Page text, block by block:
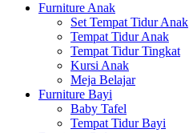
Furniture Anak
Set Tempat Tidur Anak
Tempat Tidur Anak
Tempat Tidur Tingkat
Kursi Anak
Meja Belajar
Furniture Bayi
Baby Tafel
Tempat Tidur Bayi